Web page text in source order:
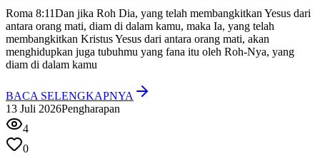
Roma 8:11Dan jika Roh Dia, yang telah membangkitkan Yesus dari
antara orang mati, diam di dalam kamu, maka Ia, yang telah
membangkitkan Kristus Yesus dari antara orang mati, akan
menghidupkan juga tubuhmu yang fana itu oleh Roh-Nya, yang
diam di dalam kamu
BACA SELENGKAPNYA
13 Juli 2026Pengharapan
4
0